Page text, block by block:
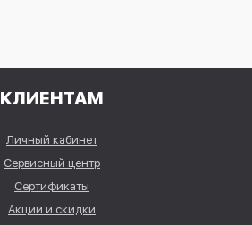
КЛИЕНТАМ
Личный кабинет
Сервисный центр
Сертификаты
Акции и скидки